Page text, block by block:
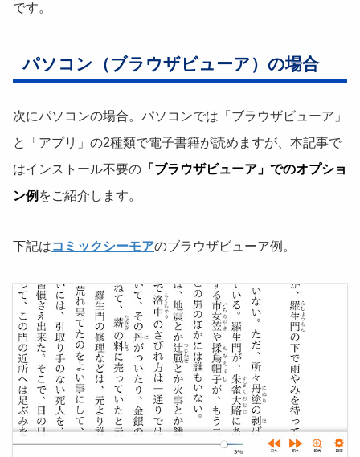
です。
パソコン（ブラウザビューア）の場合
次にパソコンの場合。パソコンでは「ブラウザビューア」
と「アプリ」の2種類で電子書籍が読めますが、本記事で
はインストール不要の 「ブラウザビューア」でのオプショ
ン例 をご紹介します。
下記はコミックシーモアのブラウザビューア例。